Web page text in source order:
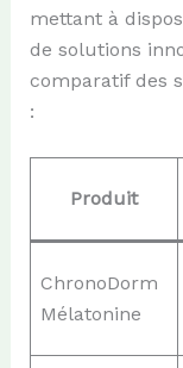
mettant à
de solutions
comparatif des
:
Produit
ChronoDorm
Mélatonine